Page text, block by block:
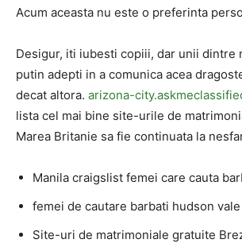
Acum aceasta nu este o preferinta
Desigur, iti iubesti copiii, dar unii dintre
putin adepti in a comunica acea
decat altora. arizona-
lista cel mai bine site-urile de
Marea Britanie sa fie continuata la
Manila craigslist femei care cauta
femei de cautare barbati hudson vale
Site-uri de matrimoniale gratuite